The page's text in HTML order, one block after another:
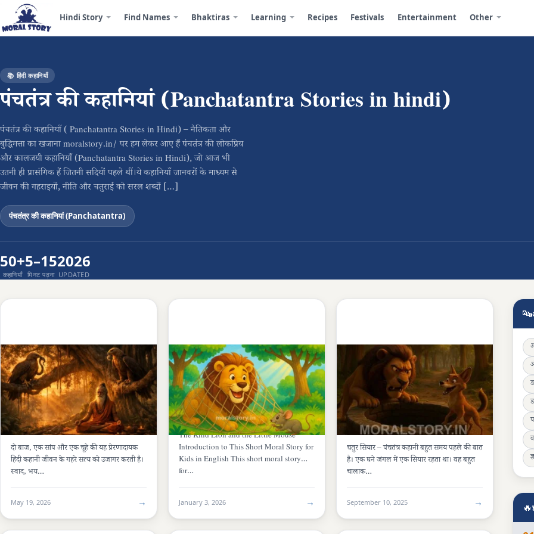
Hindi Story Find Names Bhaktiras Learning Recipes Festivals Entertainment Other
📚 हिंदी कहानियाँ
पंचतंत्र की कहानियां (Panchatantra Stories in hindi)
पंचतंत्र की कहानियाँ ( Panchatantra Stories in Hindi) – नैतिकता और
बुद्धिमत्ता का खजाना moralstory.in/ पर हम लेकर आए हैं पंचतंत्र की लोकप्रिय
और कालजयी कहानियाँ (Panchatantra Stories in Hindi), जो आज भी
उतनी ही प्रासंगिक हैं जितनी सदियों पहले थीं।ये कहानियाँ जानवरों के माध्यम से
जीवन की गहराइयों, नीति और चतुराई को सरल शब्दों […]
पंचतंत्र की कहानियां (Panchatantra)
50+
कहानियाँ
5–15
मिनट पढ़ना
2026
UPDATED
पंचतंत्र की कहानियां (PANCHATANTRA) 1 मिनट
स्वाद, भय और मृत्यु – एक गहरी सीख देने
वाली प्रेरणादायक कहानी
दो बाज, एक सांप और एक चूहे की यह प्रेरणादायक
हिंदी कहानी जीवन के गहरे सत्य को उजागर करती है।
स्वाद, भय…
May 19, 2026 →
HINDI STORY 5 मिनट
Short Moral Story for Kids
The Kind Lion and the Little Mouse
Introduction to This Short Moral Story for
Kids in English This short moral story
for…
January 3, 2026 →
पंचतंत्र की कहानियां (PANCHATANTRA) 3 मिनट
चतुर सियार की कहानी | Clever Jackal
Panchatantra Story
चतुर सियार – पंचतंत्र कहानी बहुत समय पहले की बात
है। एक घने जंगल में एक सियार रहता था। वह बहुत
चालाक…
September 10, 2025 →
🔤
ङ
ड
प
व
ज्ञ
🔥